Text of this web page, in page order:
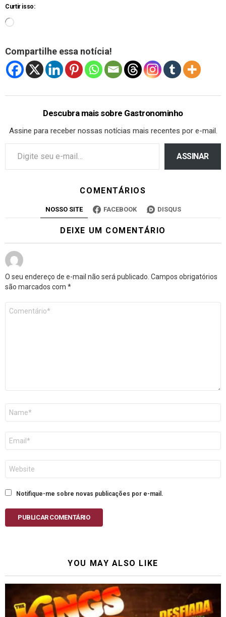
Curtir isso:
Compartilhe essa notícia!
Descubra mais sobre Gastronominho
Assine para receber nossas notícias mais recentes por e-mail.
ASSINAR
COMENTÁRIOS
NOSSO SITE FACEBOOK DISQUS
DEIXE UM COMENTÁRIO
O seu endereço de e-mail não será publicado. Campos obrigatórios
são marcados com *
mail
Notifique-me sobre novas publicações por e-mail.
PUBLICAR COMENTÁRIO
YOU MAY ALSO LIKE